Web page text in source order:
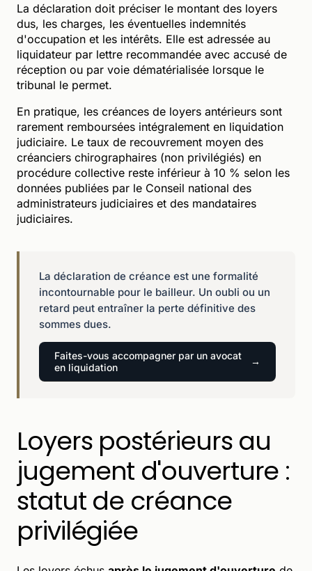
La déclaration doit préciser le montant des loyers
dus, les charges, les éventuelles indemnités
d'occupation et les intérêts. Elle est adressée au
liquidateur par lettre recommandée avec accusé de
réception ou par voie dématérialisée lorsque le
tribunal le permet.
En pratique, les créances de loyers antérieurs sont
rarement remboursées intégralement en liquidation
judiciaire. Le taux de recouvrement moyen des
créanciers chirographaires (non privilégiés) en
procédure collective reste inférieur à 10 % selon les
données publiées par le Conseil national des
administrateurs judiciaires et des mandataires
judiciaires.
La déclaration de créance est une formalité
incontournable pour le bailleur. Un oubli ou un
retard peut entraîner la perte définitive des
sommes dues.
Faites-vous accompagner par un avocat
en liquidation
Loyers postérieurs au
jugement d'ouverture :
statut de créance
privilégiée